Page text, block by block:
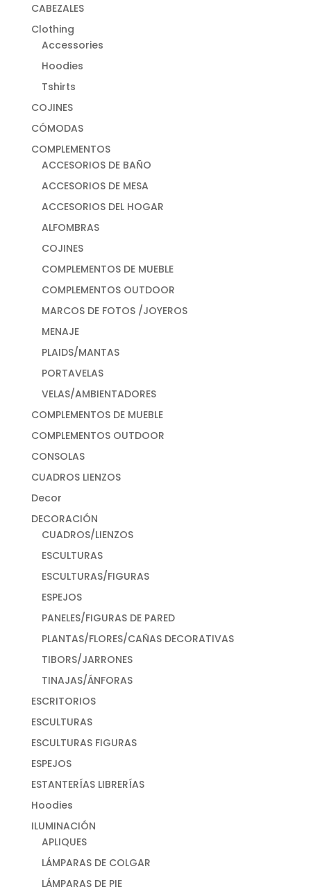
CABEZALES
Clothing
Accessories
Hoodies
Tshirts
COJINES
CÓMODAS
COMPLEMENTOS
ACCESORIOS DE BAÑO
ACCESORIOS DE MESA
ACCESORIOS DEL HOGAR
ALFOMBRAS
COJINES
COMPLEMENTOS DE MUEBLE
COMPLEMENTOS OUTDOOR
MARCOS DE FOTOS /JOYEROS
MENAJE
PLAIDS/MANTAS
PORTAVELAS
VELAS/AMBIENTADORES
COMPLEMENTOS DE MUEBLE
COMPLEMENTOS OUTDOOR
CONSOLAS
CUADROS LIENZOS
Decor
DECORACIÓN
CUADROS/LIENZOS
ESCULTURAS
ESCULTURAS/FIGURAS
ESPEJOS
PANELES/FIGURAS DE PARED
PLANTAS/FLORES/CAÑAS DECORATIVAS
TIBORS/JARRONES
TINAJAS/ÁNFORAS
ESCRITORIOS
ESCULTURAS
ESCULTURAS FIGURAS
ESPEJOS
ESTANTERÍAS LIBRERÍAS
Hoodies
ILUMINACIÓN
APLIQUES
LÁMPARAS DE COLGAR
LÁMPARAS DE PIE